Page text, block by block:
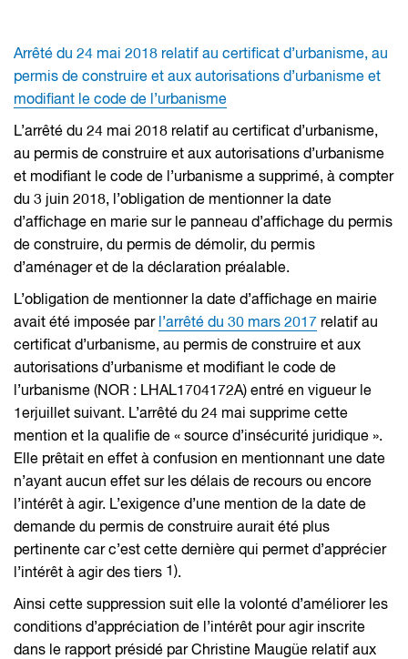
Arrêté du 24 mai 2018 relatif au certificat d’urbanisme, au
permis de construire et aux autorisations d’urbanisme et
modifiant le code de l’urbanisme
L’arrêté du 24 mai 2018 relatif au certificat d’urbanisme,
au permis de construire et aux autorisations d’urbanisme
et modifiant le code de l’urbanisme a supprimé, à compter
du 3 juin 2018, l’obligation de mentionner la date
d’affichage en marie sur le panneau d’affichage du permis
de construire, du permis de démolir, du permis
d’aménager et de la déclaration préalable.
L’obligation de mentionner la date d’affichage en mairie
avait été imposée par l’arrêté du 30 mars 2017 relatif au
certificat d’urbanisme, au permis de construire et aux
autorisations d’urbanisme et modifiant le code de
l’urbanisme (NOR : LHAL1704172A) entré en vigueur le
1 erjuillet suivant. L’arrêté du 24 mai supprime cette
mention et la qualifie de « source d’insécurité juridique ».
Elle prêtait en effet à confusion en mentionnant une date
n’ayant aucun effet sur les délais de recours ou encore
l’intérêt à agir. L’exigence d’une mention de la date de
demande du permis de construire aurait été plus
pertinente car c’est cette dernière qui permet d’apprécier
l’intérêt à agir des tiers 1).
Ainsi cette suppression suit elle la volonté d’améliorer les
conditions d’appréciation de l’intérêt pour agir inscrite
dans le rapport présidé par Christine Maugüe relatif aux